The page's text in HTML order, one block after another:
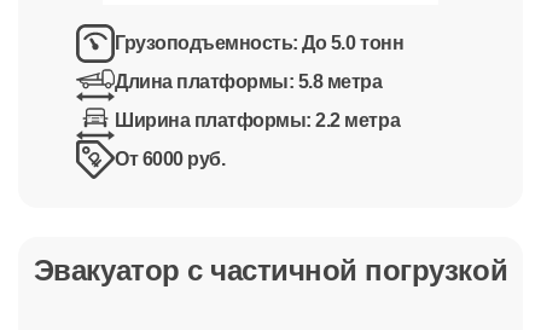
Грузоподъемность:До 5.0 тонн
Длина платформы: 5.8 метра
Ширина платформы:2.2 метра
От 6000 руб.
Эвакуатор с частичной погрузкой